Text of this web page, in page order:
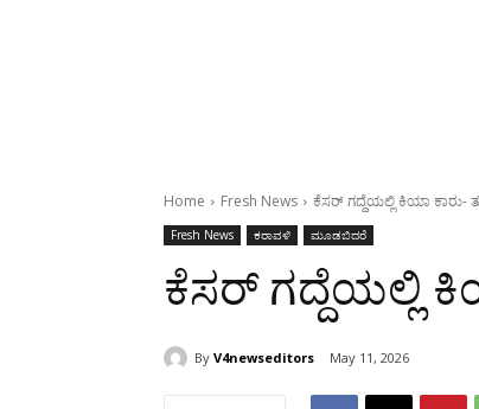
Home Fresh News ಕೆಸರ್ ಗದ್ದೆಯಲ್ಲಿ ಕಿಯಾ ಕಾರು-
Fresh News ಕರಾವಳಿ ಮೂಡಬಿದರೆ
ಕೆಸರ್ ಗದ್ದೆಯಲ್ಲಿ
By V4newseditors May 11, 2026